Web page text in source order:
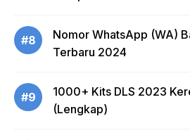
#8
Nomor WhatsApp (WA)
Terbaru 2024
#9
1000+ Kits DLS 2023
(Lengkap)